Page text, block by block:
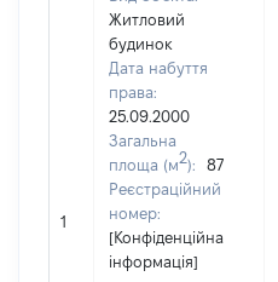
1
Житловий
будинок
Дата набуття
права:
25.09.2000
Загальна
площа (м2):
87
Реєстраційний
номер:
[Конфіденційна
інформація]